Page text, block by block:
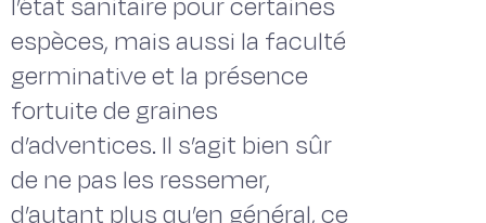
espèces, mais aussi la faculté
germinative et la présence
fortuite de graines
d’adventices. Il s’agit bien sûr
de ne pas les ressemer,
d’autant plus qu’en général, ce